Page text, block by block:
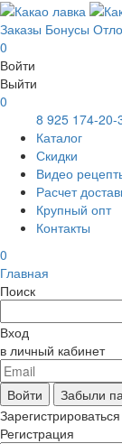
Заказы Бонусы
0
Войти
Выйти
0
8 925 174-20-
Каталог
Скидки
Видео
Расчет
Крупный опт
Контакты
0
Главная
Поиск
Вход
в личный кабинет
Войти
Зарегистрироваться
Регистрация